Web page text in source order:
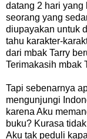
datang 2 hari yang
seorang yang
diupayakan untuk
tahu karakter-
dari mbak Tarry
Terimakasih mbak
Tapi sebenarnya
mengunjungi
karena Aku
buku? Kurasa
Aku tak peduli